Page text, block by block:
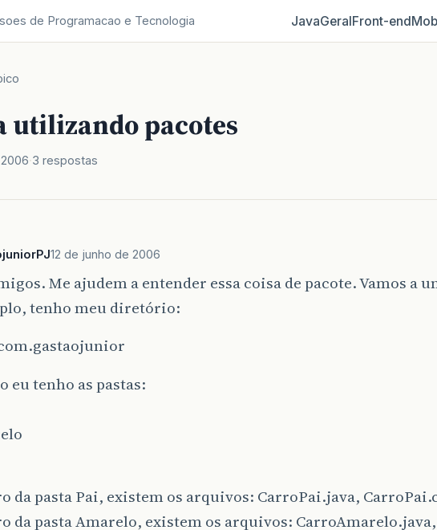
de Programacao e Tecnologia JavaGeralFront‑end
utilizando pacotes
3 respostas
12 de junho de 2006
Me ajudem a entender essa coisa de pacote. Vamos a
tenho meu diretório:
eu tenho as pastas:
da pasta Pai, existem os arquivos: CarroPai.java,
da pasta Amarelo, existem os arquivos: CarroAmarelo.java,